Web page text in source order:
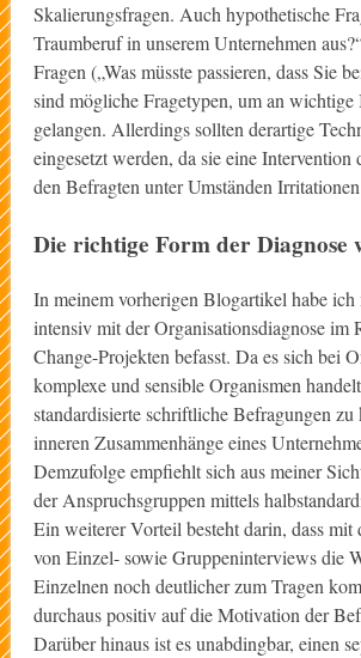
Skalierungsfragen. Auch hypothetische
Traumberuf in unserem Unternehmen
Fragen („Was müsste passieren, dass Sie
sind mögliche Fragetypen, um an wichtige
gelangen. Allerdings sollten derartige
eingesetzt werden, da sie eine Intervention
den Befragten unter Umständen
Die richtige Form der Diagnose
In meinem vorherigen Blogartikel habe ich
intensiv mit der Organisationsdiagnose im
Change-Projekten befasst. Da es sich bei
komplexe und sensible Organismen
standardisierte schriftliche Befragungen
inneren Zusammenhänge eines
Demzufolge empfiehlt sich aus meiner
der Anspruchsgruppen mittels
Ein weiterer Vorteil besteht darin, dass
von Einzel- sowie Gruppeninterviews die
Einzelnen noch deutlicher zum Tragen
durchaus positiv auf die Motivation der
Darüber hinaus ist es unabdingbar, einen